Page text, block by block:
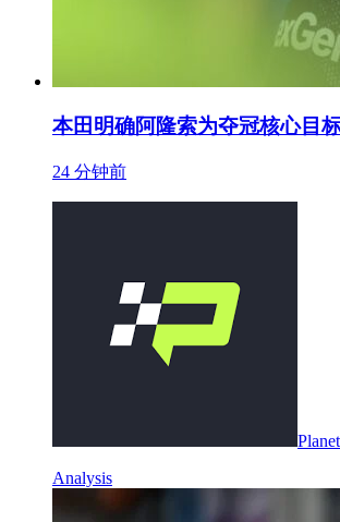
本田明确阿隆索为夺冠核心目
24 分钟前
Analysis